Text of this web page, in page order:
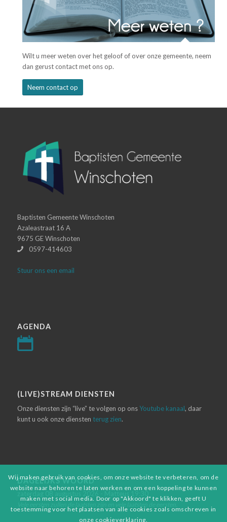
Wilt u meer weten over het geloof of over onze gemeente, neem
dan gerust contact met ons op.
Neem contact op
Baptisten Gemeente Winschoten
Azaleastraat 16 A
9675 GE Winschoten
0597-414603
Stuur ons een email
AGENDA
(LIVE)STREAM DIENSTEN
Onze diensten zijn “live” te volgen op onsYoutube kanaal, daar
kunt u ook onze diensten terug zien.
DAGELIJKS WOORD
Wij maken gebruik van cookies, om onze website te verbeteren, om de
website naar behoren te laten werken en om een koppeling te kunnen
maken met social media. Door op "Akkoord" te klikken, geeft U
toestemming voor het plaatsen van alle cookies zoals omschreven in
onze cookieverklaring.